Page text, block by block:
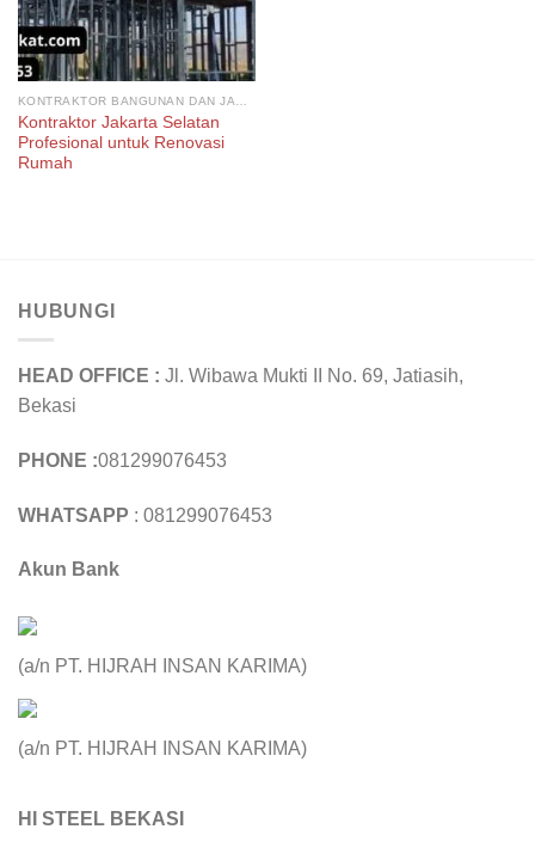
Kontraktor Jakarta Selatan
Profesional untuk Renovasi
Rumah
HUBUNGI
HEAD OFFICE : Jl. Wibawa Mukti II No. 69, Jatiasih,
Bekasi
PHONE :081299076453
WHATSAPP : 081299076453
Akun Bank
(a/n PT. HIJRAH INSAN KARIMA)
(a/n PT. HIJRAH INSAN KARIMA)
HI STEEL BEKASI